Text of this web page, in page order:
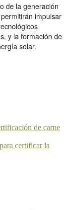
de la generación
impulsar
y la formación de
solar.
de carne
certificar la